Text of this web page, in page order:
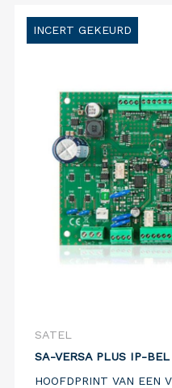
INCERT GEKEURD
SATEL
SA-VERSA PLUS IP-BEL
HOOFDPRINT VAN EEN